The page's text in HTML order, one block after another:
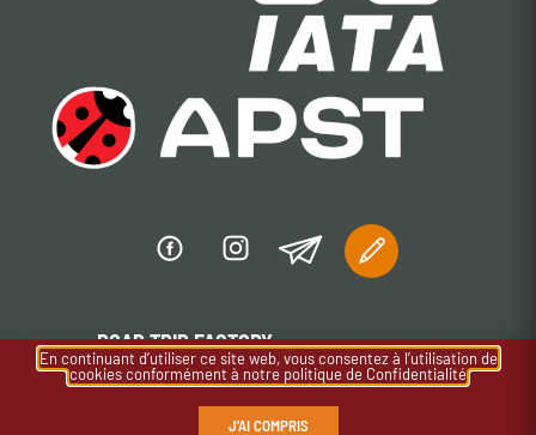
ROAD TRIP FACTORY
12 rue Docteur Ogé
91310 Monthléry - France
En continuant d’utiliser ce site web, vous consentez à l’utilisation de
cookies conformément à notre politique de Confidentialité
J'AI COMPRIS